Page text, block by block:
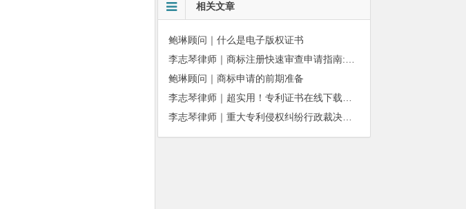
相关文章
鲍琳顾问｜什么是电子版权证书
鲍琳顾问｜商标申请的前期准备
李志琴律师｜重大专利侵权纠纷行政裁决：适用情形与办理规则详解